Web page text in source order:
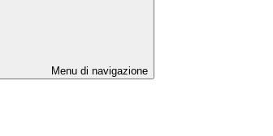
Menu di navigazione